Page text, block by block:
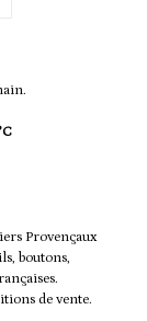
Provençaux
boutons,
de vente.